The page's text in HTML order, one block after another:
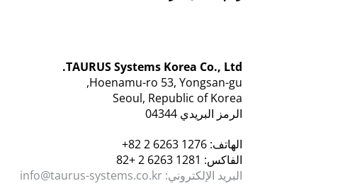
TAURUS Systems Korea Co., Ltd.
Hoenamu-ro 53, Yongsan-gu,
Seoul, Republic of Korea
الرمز البريدي 04344
الهاتف: 1276 6263 2 82+
الفاكس: 1281 6263 2 +82
البريد الإلكتروني: info@taurus-systems.co.kr